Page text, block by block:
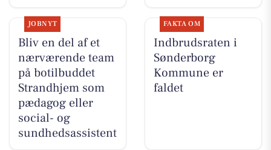
JOBNYT
Bliv en del af et
nærværende team
på botilbuddet
Strandhjem som
pædagog eller
social- og
sundhedsassistent
FAKTA OM
Indbrudsraten i
Sønderborg
Kommune er
faldet